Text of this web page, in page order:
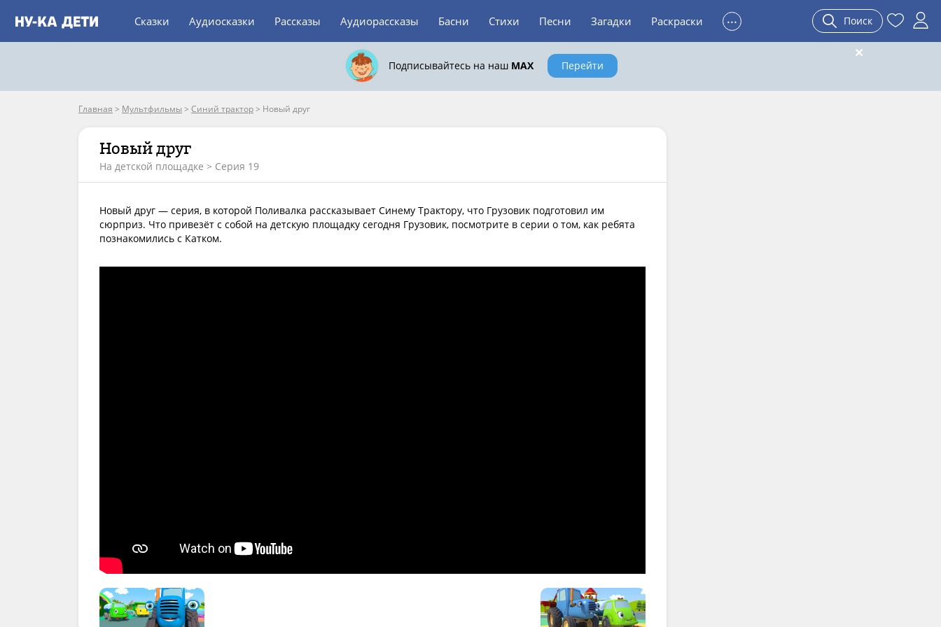
Сказки Аудиосказки Рассказы Аудиорассказы Басни Стихи Песни Загадки Раскраски ... Поиск
Подписывайтесь на наш MAX Перейти
Главная > Мультфильмы > Синий трактор> Новый друг
Новый друг
На детской площадке > Серия 19
Новый друг — серия, в которой Поливалка рассказывает Синему Трактору, что Грузовик подготовил им
сюрприз. Что привезёт с собой на детскую площадку сегодня Грузовик, посмотрите в серии о том, как ребята
познакомились с Катком.